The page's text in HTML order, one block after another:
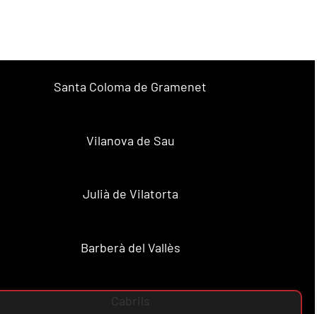
Santa Coloma de Gramenet
Vilanova de Sau
Julià de Vilatorta
Barberà del Vallès
Cabrils